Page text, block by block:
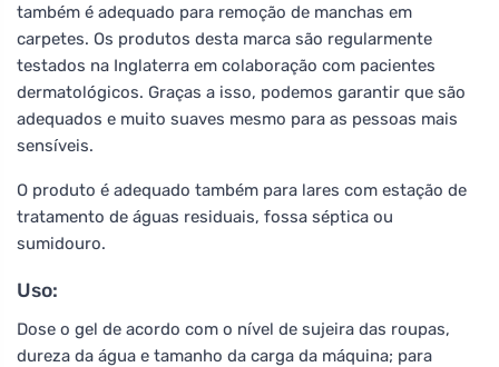
também é adequado para remoção de manchas em
carpetes. Os produtos desta marca são regularmente
testados na Inglaterra em colaboração com pacientes
dermatológicos. Graças a isso, podemos garantir que são
adequados e muito suaves mesmo para as pessoas mais
sensíveis.
O produto é adequado também para lares com estação de
tratamento de águas residuais, fossa séptica ou
sumidouro.
Uso:
Dose o gel de acordo com o nível de sujeira das roupas,
dureza da água e tamanho da carga da máquina; para